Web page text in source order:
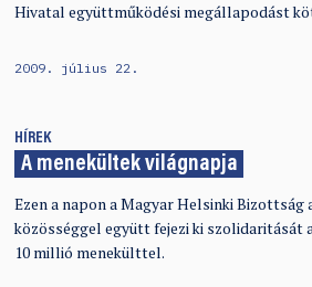
Hivatal együttműködési megállapodást
2009. július 22.
HÍREK
A menekültek világnapja
Ezen a napon a Magyar Helsinki Bizottság
közösséggel együtt fejezi ki szolidaritását
10 millió menekülttel.